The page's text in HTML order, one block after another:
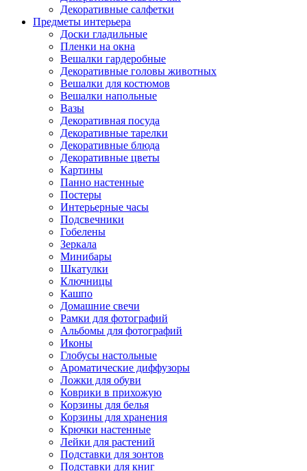
Декоративные салфетки
Предметы интерьера
Доски гладильные
Пленки на окна
Вешалки гардеробные
Декоративные головы животных
Вешалки для костюмов
Вешалки напольные
Вазы
Декоративная посуда
Декоративные тарелки
Декоративные блюда
Декоративные цветы
Картины
Панно настенные
Постеры
Интерьерные часы
Подсвечники
Гобелены
Зеркала
Минибары
Шкатулки
Ключницы
Кашпо
Домашние свечи
Рамки для фотографий
Альбомы для фотографий
Иконы
Глобусы настольные
Ароматические диффузоры
Ложки для обуви
Коврики в прихожую
Корзины для белья
Корзины для хранения
Крючки настенные
Лейки для растений
Подставки для зонтов
Подставки для книг